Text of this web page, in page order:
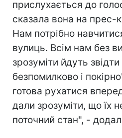
прислухається до
сказала вона на прес-
Нам потрібно
вулиць. Всім нам без
зрозуміти йдуть
безпомилково і
готова рухатися
дали зрозуміти, що їх
поточний стан", -